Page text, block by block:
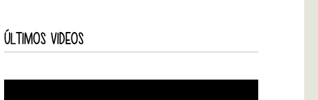
ÚLTIMOS VIDEOS